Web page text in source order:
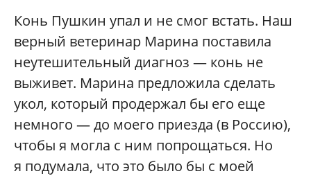
Конь Пушкин упал и не смог встать. Наш
верный ветеринар Марина поставила
неутешительный диагноз — конь не
выживет. Марина предложила сделать
укол, который продержал бы его еще
немного — до моего приезда (в Россию),
чтобы я могла с ним попрощаться. Но
я подумала, что это было бы с моей